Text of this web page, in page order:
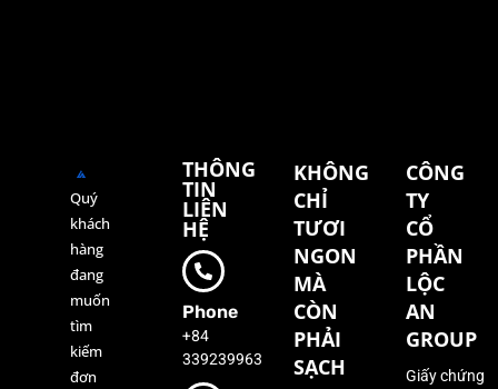
Quý
khách
hàng
đang
muốn
tìm
kiếm
đơn
THÔNG
TIN
LIÊN
HỆ
Phone
+84
339239963
KHÔNG
CHỈ
TƯƠI
NGON
MÀ
CÒN
PHẢI
SẠCH
CÔNG
TY
CỔ
PHẦN
LỘC
AN
GROUP
Giấy chứng